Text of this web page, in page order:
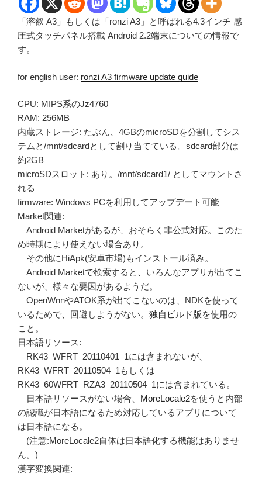
「溶叡 A3」もしくは「ronzi A3」と呼ばれる4.3インチ 感
圧式タッチパネル搭載 Android 2.2端末についての情報で
す。
for english user: ronzi A3 firmware update guide
CPU: MIPS系のJz4760
RAM: 256MB
内蔵ストレージ: たぶん、4GBのmicroSDを分割してシス
テムと/mnt/sdcardとして割り当てている。sdcard部分は
約2GB
microSDスロット: あり。/mnt/sdcard1/ としてマウントさ
れる
firmware: Windows PCを利用してアップデート可能
Market関連:
Android Marketがあるが、おそらく非公式対応。このた
め時期により使えない場合あり。
その他にHiApk(安卓市場)もインストール済み。
Android Marketで検索すると、いろんなアプリが出てこ
ないが、様々な要因があるようだ。
OpenWnnやATOK系が出てこないのは、NDKを使って
いるためで、回避しようがない。 独自ビルド版を使用の
こと。
日本語リソース:
RK43_WFRT_20110401_1には含まれないが、
RK43_WFRT_20110504_1もしくは
RK43_60WFRT_RZA3_20110504_1には含まれている。
日本語リソースがない場合、 MoreLocale2を使うと内部
の認識が日本語になるため対応しているアプリについて
は日本語になる。
(注意:MoreLocale2自体は日本語化する機能はありませ
ん。)
漢字変換関連: